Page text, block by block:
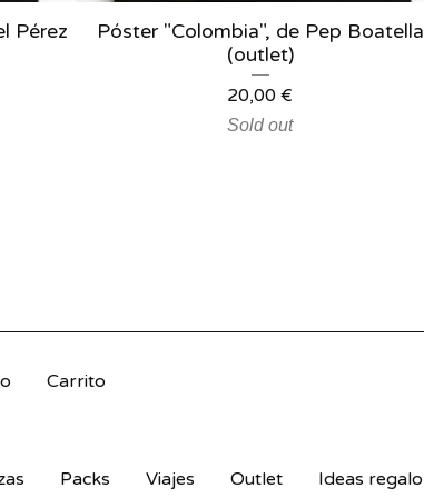
Pérez
Póster "Colombia", de Pep Boatella
(outlet)
20,00€
Sold out
Carrito
Packs Viajes Outlet Ideas regalo